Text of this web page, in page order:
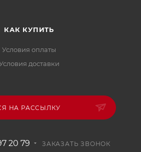
КАК КУПИТЬ
Условия оплаты
доставки
НА РАССЫЛКУ
20 79 ЗАКАЗАТЬ ЗВОНОК